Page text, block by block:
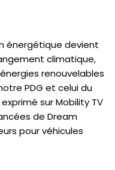
énergétique devient
climatique,
renouvelables
PDG et celui du
sur Mobility TV
de Dream
pour véhicules